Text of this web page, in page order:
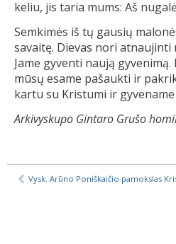
keliu, jis taria mums: Aš
Semkimės iš tų gausių
savaitę. Dievas nori atnaujinti
Jame gyventi naują
mūsų esame pašaukti ir
kartu su Kristumi ir gyvename
Arkivyskupo Gintaro Grušo
Vysk. Arūno Poniškaičio pamokslas